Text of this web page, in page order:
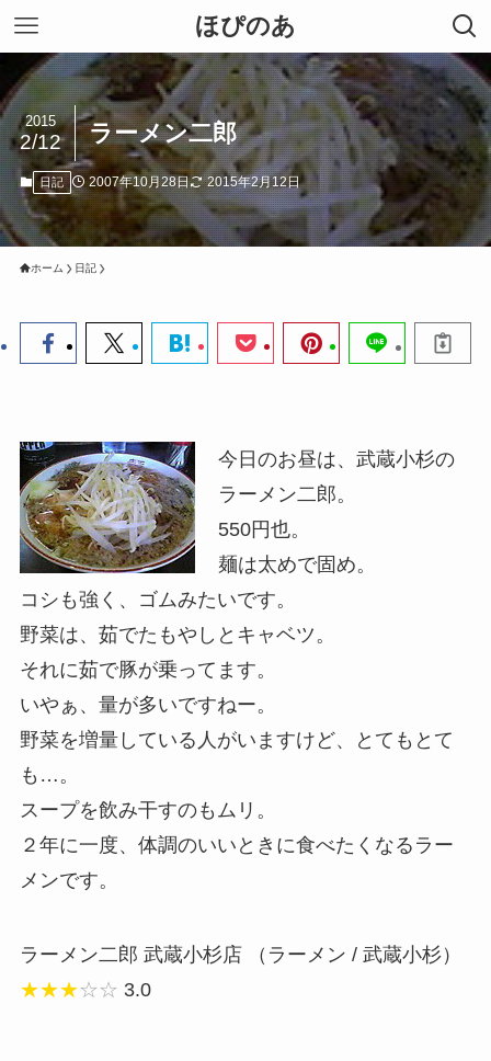
ほぴのあ
ラーメン二郎
2015
2/12
日記 2007年10月28日 2015年2月12日
ホーム 日記
今日のお昼は、武蔵小杉の
ラーメン二郎。
550円也。
麺は太めで固め。
コシも強く、ゴムみたいです。
野菜は、茹でたもやしとキャベツ。
それに茹で豚が乗ってます。
いやぁ、量が多いですねー。
野菜を増量している人がいますけど、とてもとて
も…。
スープを飲み干すのもムリ。
２年に一度、体調のいいときに食べたくなるラー
メンです。
ラーメン二郎 武蔵小杉店 （ラーメン / 武蔵小杉）
★★★☆☆ 3.0